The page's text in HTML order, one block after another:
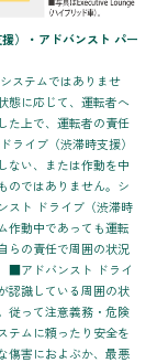
）・アドバンスト パー
ステムではありませ
態に応じて、運転者へ
た上で、運転者の責任
イブ（渋滞時支援）
ない、または作動を中
のではありません。シ
ト ドライブ（渋滞時
作動中であっても運転
らの責任で周囲の状況
■アドバンスト ドライ
認識している周囲の状
従って注意義務・危険
テムに頼ったり安全を
傷害におよぶか、最悪